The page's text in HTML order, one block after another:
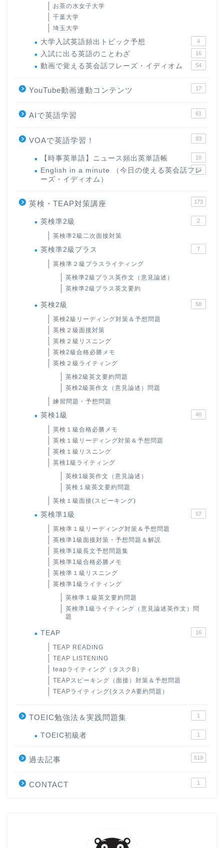
お茶の水女子大学
千葉大学
埼玉大学
大学入試英語頻出トピック予想 4
入試に出る英語のことわざ 16
動画で覚える英会話フレーズ・イディオム 54
YouTube動画連動コンテンツ 17
AIで英語学習 61
VOAで英語学習！ 83
【時事英単語】ニュース頻出英単語帳 10
English in a minute （今日の使える英会話フレ
ーズ・イディオム）
63
英検・TEAP対策講座 173
英検準2級 2
英検準2級二次面接対策
英検準2級プラス 7
英検準２級プラスライティング
英検準2級プラス英作文（意見論述）
英検準2級プラス英文要約
英検2級 58
英検2級リーディング対策＆予想問題
英検２級面接対策
英検２級リスニング
英検2級合格必勝メモ
英検２級ライティング
英検2級英文要約問題
英検2級英作文（意見論述）問題
練習問題・予想問題
英検1級 40
英検１級合格必勝メモ
英検１級リーディング対策＆予想問題
英検１級リスニング
英検1級ライティング
英検1級英作文（意見論述）
英検１級英文要約問題
英検１級面接(スピーキング)
英検準1級 57
英検準１級リーディング対策＆予想問題
英検準1級面接対策・予想問題＆解説
英検準1級長文予想問題集
英検準1級合格必勝メモ
英検準１級リスニング
英検準1級ライティング
英検準１級英文要約問題
英検準1級ライティング（意見論述英作文）問
題
TEAP 16
TEAP READING
TEAP LISTENING
teapライティング（タスクB）
TEAPスピーキング（面接）対策＆予想問題
TEAPライティング(タスクA要約問題）
TOEIC勉強法＆実践問題集 1
TOEIC初級者 1
過去記事 519
CONTACT 1
大学入試英語対策講座